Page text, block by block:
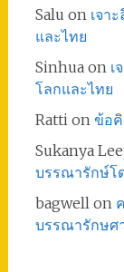
Salu on เจา
และไทย
Sinhuaon เ
โลกและไทย
Rattion ข้อคิ
Sukanya
บรรณารักษ์โ
bagwellon
บรรณารักษศ